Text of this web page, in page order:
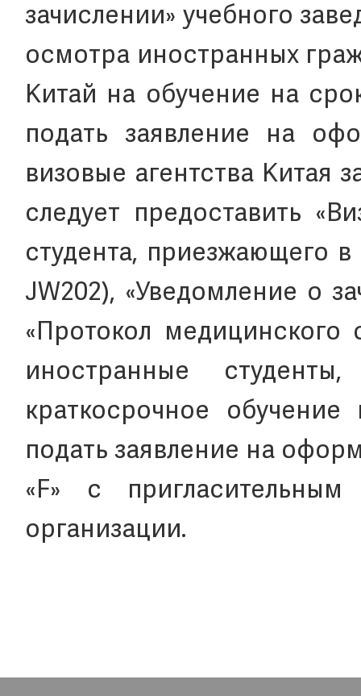
зачислении» учебного
осмотра иностранных
Китай на обучение на
подать заявление на
визовые агентства Китая
следует предоставить
студента, приезжающего в
JW202), «Уведомление о
«Протокол медицинского
иностранные
краткосрочное
подать заявление на
«F» с
организации.